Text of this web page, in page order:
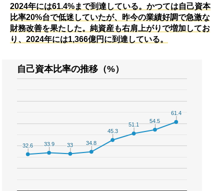
2024年には61.4%まで到達している。かつては自己資本
比率20%台で低迷していたが、昨今の業績好調で急激な
財務改善を果たした。純資産も右肩上がりで増加してお
り、2024年には1,366億円に到達している。
自己資本比率の推移（%）
32.6
32.6 33.9
33.9 33
33 34.8
34.8
45.3
45.3
51.1
51.1
54.5
54.5
61.4
61.4